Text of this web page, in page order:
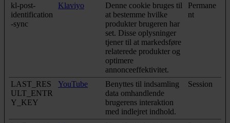
kl-post-
identification
-sync
Klaviyo
Denne cookie bruges til
at bestemme hvilke
produkter brugeren har
set. Disse oplysninger
tjener til at markedsføre
relaterede produkter og
optimere
annonceeffektivitet.
Permane
nt
LAST_RES
ULT_ENTR
Y_KEY
YouTube
Benyttes til indsamling
data omhandlende
brugerens interaktion
med indlejret indhold.
Session